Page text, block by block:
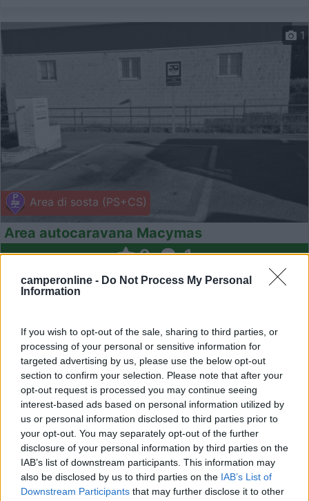
camperonline - Do Not Process My Personal
Information
If you wish to opt-out of the sale, sharing to third parties, or
processing of your personal or sensitive information for
targeted advertising by us, please use the below opt-out
section to confirm your selection. Please note that after your
opt-out request is processed you may continue seeing
interest-based ads based on personal information utilized by
us or personal information disclosed to third parties prior to
your opt-out. You may separately opt-out of the further
disclosure of your personal information by third parties on the
IAB’s list of downstream participants. This information may
also be disclosed by us to third parties on the IAB’s List of
Downstream Participants that may further disclose it to other
Area di sosta (PS+CS)
1
Area autocaravana Macymas
9 1
Servizi / Posizione
Subito all'uscita dell'autovÃ­a del CantÃ¡brico, pres...
Cudillero - 41km
Las DueÃ±as s/n